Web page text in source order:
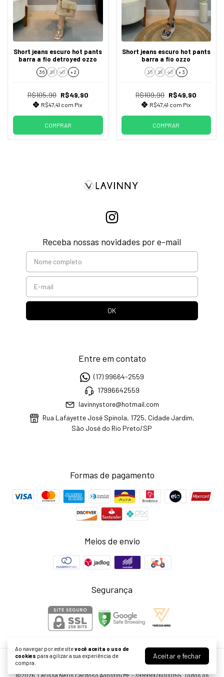
Ao navegar por este sitevocê aceita o uso de
cookies para agilizar a sua experiência de
compra.
Aceitar e fechar
Short jeans escuro hot pants
barra a fio detroyed ozzo
36 38 40 + 2
R$105,90 R$49,90
R$47,41 com Pix
COMPRAR
Short jeans escuro hot pants
barra a fio ozzo
36 38 40 + 3
R$109,90 R$49,90
R$47,41 com Pix
COMPRAR
Receba nossas novidades por e-mail
Entre em contato
(17) 99664-2559
17996642559
lavinnystore@hotmail.com
Rua Lafayette José Spinola, 1725, Cidade Jardim,
São José do Rio Preto/SP
Formas de pagamento
Meios de envio
Segurança
©2026. Larissa Neris Cardoso Agostini ME - 39999976000155. Todos os